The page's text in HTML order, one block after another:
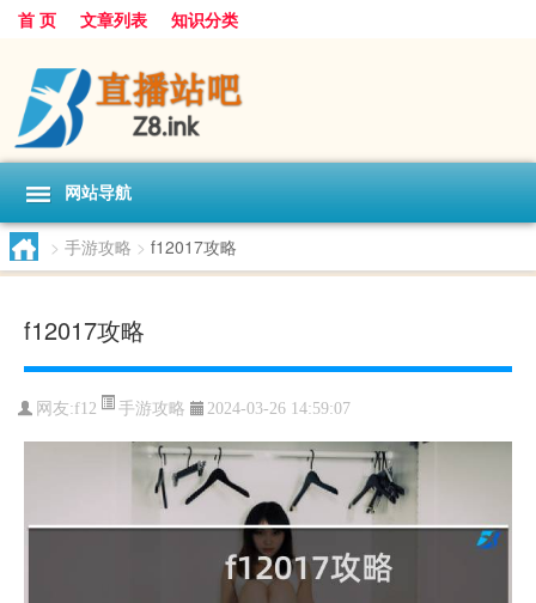
首 页 文章列表 知识分类
网站导航
> 手游攻略 > f12017攻略
f12017攻略
网友:f12 手游攻略 2024-03-26 14:59:07